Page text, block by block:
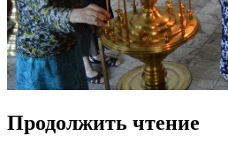
Продолжить чтение